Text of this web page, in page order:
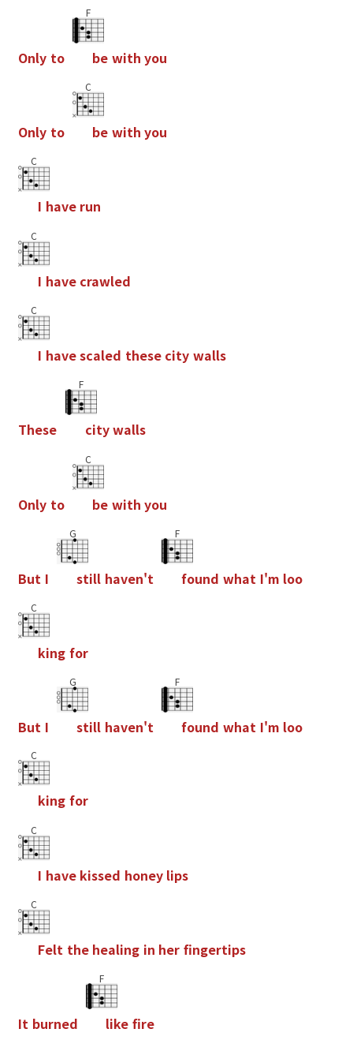
Only to
F
be with you
Only to
C
be with you
C
I have run
C
I have crawled
C
I havescaled these city walls
These
F
citywalls
Only to
C
be with you
But I
G
still haven't
F
found what I'm loo
C
king for
But I
G
still haven't
F
found what I'm loo
C
king for
C
I have kissed honey lips
C
Felt the healing in her fngertips
It burned
F
like fre